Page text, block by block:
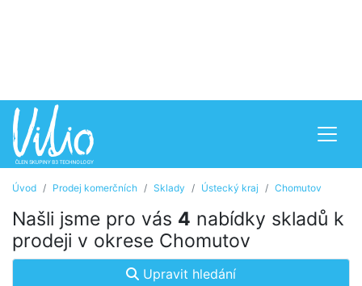
Úvod Prodej komerčních Sklady Ústecký kraj Chomutov
Našli jsme pro vás 4 nabídky skladů k
prodeji v okrese Chomutov
Upravit hledání